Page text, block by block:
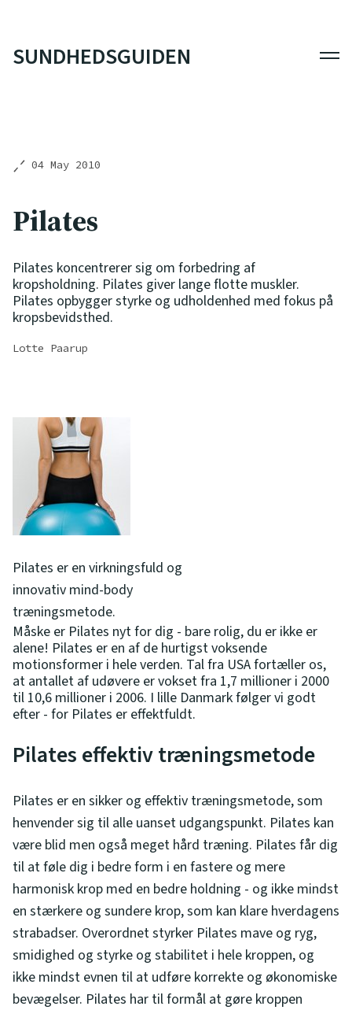
SUNDHEDSGUIDEN
04 May 2010
Pilates
Pilates koncentrerer sig om forbedring af
kropsholdning. Pilates giver lange flotte muskler.
Pilates opbygger styrke og udholdenhed med fokus på
kropsbevidsthed.
Lotte Paarup
Pilates er en virkningsfuld og
innovativ mind-body
træningsmetode.
Måske er Pilates nyt for dig - bare rolig, du er ikke er
alene! Pilates er en af de hurtigst voksende
motionsformer i hele verden. Tal fra USA fortæller os,
at antallet af udøvere er vokset fra 1,7 millioner i 2000
til 10,6 millioner i 2006. I lille Danmark følger vi godt
efter - for Pilates er effektfuldt.
Pilates effektiv træningsmetode
Pilates er en sikker og effektiv træningsmetode, som
henvender sig til alle uanset udgangspunkt. Pilates kan
være blid men også meget hård træning. Pilates får dig
til at føle dig i bedre form i en fastere og mere
harmonisk krop med en bedre holdning - og ikke mindst
en stærkere og sundere krop, som kan klare hverdagens
strabadser. Overordnet styrker Pilates mave og ryg,
smidighed og styrke og stabilitet i hele kroppen, og
ikke mindst evnen til at udføre korrekte og økonomiske
bevægelser. Pilates har til formål at gøre kroppen